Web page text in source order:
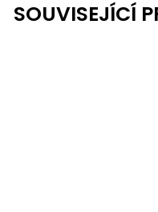
SOUVISEJÍCÍ